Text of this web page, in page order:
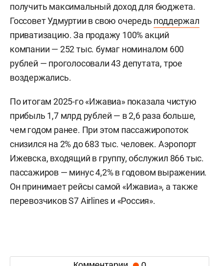
получить максимальный доход для бюджета.
Госсовет Удмуртии в свою очередь поддержал
приватизацию. За продажу 100% акций
компании — 252 тыс. бумаг номиналом 600
рублей — проголосовали 43 депутата, трое
воздержались.
По итогам 2025-го «Ижавиа» показала чистую
прибыль 1,7 млрд рублей — в 2,6 раза больше,
чем годом ранее. При этом пассажиропоток
снизился на 2% до 683 тыс. человек. Аэропорт
Ижевска, входящий в группу, обслужил 866 тыс.
пассажиров — минус 4,2% в годовом выражении.
Он принимает рейсы самой «Ижавиа», а также
перевозчиков S7 Airlines и «Россия».